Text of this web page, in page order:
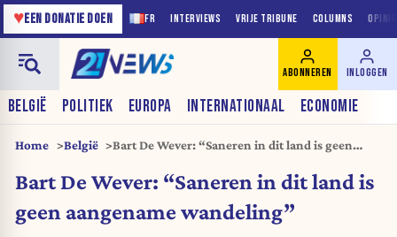
FR INTERVIEWS VRIJE TRIBUNE COLUMNS
♥EEN DONATIE DOEN
BELGIË POLITIEK EUROPA INTERNATIONAAL ECONOMIE
ABONNEREN INLOGGEN
Home België
Bart De Wever: “Saneren in dit land is geen
Bart De Wever: “Saneren in dit land is
geen aangename wandeling”